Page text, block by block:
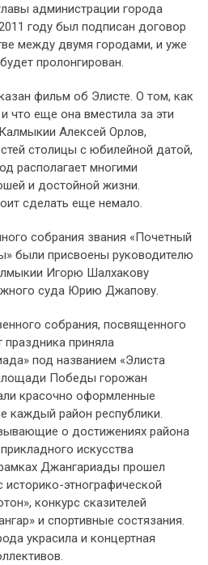
администрации города
году был подписан договор
между двумя городами, и уже
пролонгирован.
фильм об Элисте. О том, как
что еще она вместила за эти
Алексей Орлов,
столицы с юбилейной датой,
располагает многими
и достойной жизни.
сделать еще немало.
собрания звания «Почетный
были присвоены руководителю
Игорю Шалхакову
суда Юрию Джапову.
собрания, посвященного
праздника приняла
под названием «Элиста
Победы горожан
красочно оформленные
каждый район республики.
о достижениях района
искусства
Джангариады прошел
историко-этнографической
конкурс сказителей
и спортивные состязания.
украсила и концертная